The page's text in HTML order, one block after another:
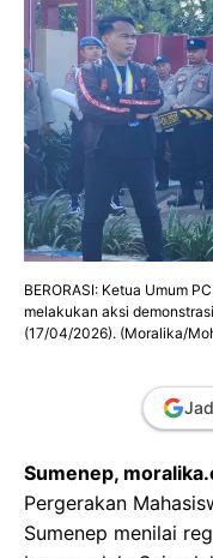
BERORASI: Ketua Umum
melakukan aksi
(17/04/2026). (Moralika/
Sumenep,
Pergerakan
Sumenep menilai